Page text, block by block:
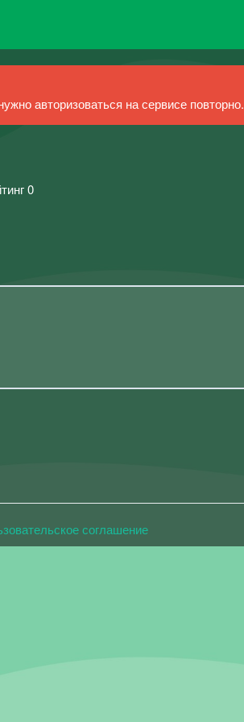
авторизоваться на сервисе повторно.
0
соглашение